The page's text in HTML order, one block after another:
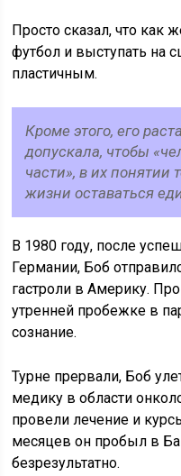
Просто сказал, что как
футбол и выступать на
пластичным.
Кроме этого, его
допускала, чтобы
части», в их понятии
жизни оставаться
В 1980 году, после
Германии, Боб
гастроли в Америку.
утренней пробежке в
сознание.
Турне прервали, Боб
медику в области
провели лечение и
месяцев он пробыл в
безрезультатно.